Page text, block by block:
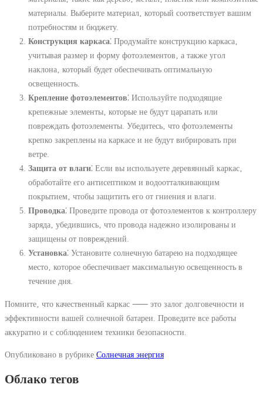
материалы. Выберите материал‚ который соответствует вашим
потребностям и бюджету.
Конструкция каркаса⁚ Продумайте конструкцию каркаса‚
учитывая размер и форму фотоэлементов‚ а также угол
наклона‚ который будет обеспечивать оптимальную
освещенность.
Крепление фотоэлементов⁚ Используйте подходящие
крепежные элементы‚ которые не будут царапать или
повреждать фотоэлементы. Убедитесь‚ что фотоэлементы
крепко закреплены на каркасе и не будут вибрировать при
ветре.
Защита от влаги⁚ Если вы используете деревянный каркас‚
обработайте его антисептиком и водоотталкивающим
покрытием‚ чтобы защитить его от гниения и влаги.
Проводка⁚ Проведите провода от фотоэлементов к контроллеру
заряда‚ убедившись‚ что провода надежно изолированы и
защищены от повреждений.
Установка⁚ Установите солнечную батарею на подходящее
место‚ которое обеспечивает максимальную освещенность в
течение дня.
Помните‚ что качественный каркас ⸺ это залог долговечности и
эффективности вашей солнечной батареи. Проведите все работы
аккуратно и с соблюдением техники безопасности.
Опубликовано в рубрике Солнечная энергия
Облако тегов